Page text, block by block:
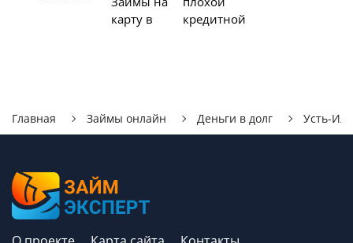
карту в
кредитной
Главная Займы онлайн Деньги в долг Усть-